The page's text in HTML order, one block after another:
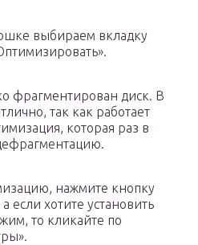
выбираем вкладку
фрагментирован диск. В
так как работает
которая раз в
нажмите кнопку
если хотите установить
то кликайте по